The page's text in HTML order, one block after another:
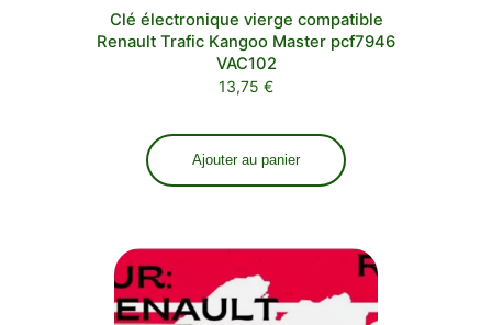
Clé électronique vierge compatible
Renault Trafic Kangoo Master pcf7946
VAC102
13,75 €
Ajouter au panier